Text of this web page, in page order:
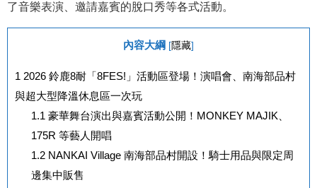
了音樂表演、邀請嘉賓的脫口秀等各式活動。
內容大綱 [隱藏]
1 2026 鈴鹿8耐「8FES!」活動區登場！演唱會、南海部品村
與超大型降溫休息區一次玩
1.1 豪華舞台演出與嘉賓活動公開！MONKEY MAJIK、
175R 等藝人開唱
1.2NANKAI Village 南海部品村開設！騎士用品與限定周
邊集中販售